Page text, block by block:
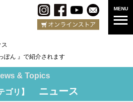
MENU
ス
ぽん 』で紹介されます
& Topics
ゴリ】
ニュース